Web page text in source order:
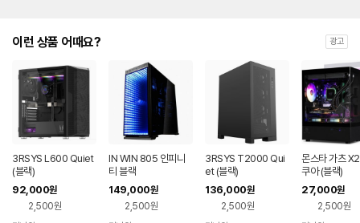
이런 상품 어때요? 광고
3RSYS L600 Quiet
(블랙)
92,000원
2,500원
IN WIN 805 인피니
티 블랙
149,000원
2,500원
3RSYS T2000 Qui
et (블랙)
136,000원
2,500원
몬스타 가츠
쿠아 (블랙)
27,000원
2,500원